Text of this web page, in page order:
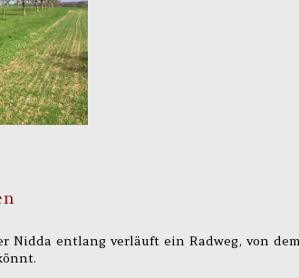
Nidda entlang verläuft ein Radweg, von